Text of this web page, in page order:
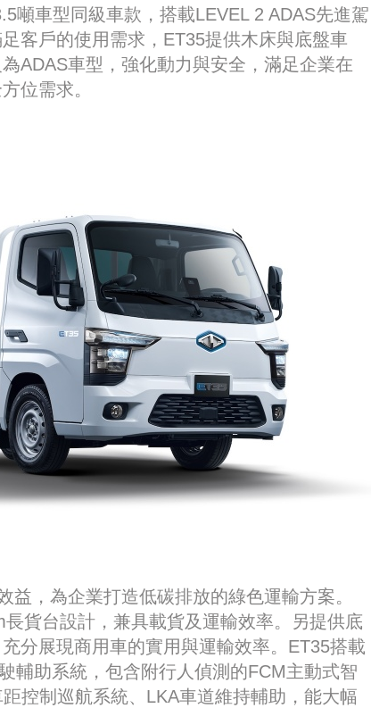
噸車型同級車款，搭載LEVEL 2 ADAS先進駕
客戶的使用需求，ET35提供木床與底盤車
ADAS車型，強化動力與安全，滿足企業在
位需求。
益，為企業打造低碳排放的綠色運輸方案。
貨台設計，兼具載貨及運輸效率。另提供底
分展現商用車的實用與運輸效率。ET35搭載
輔助系統，包含附行人偵測的FCM主動式智
控制巡航系統、LKA車道維持輔助，能大幅